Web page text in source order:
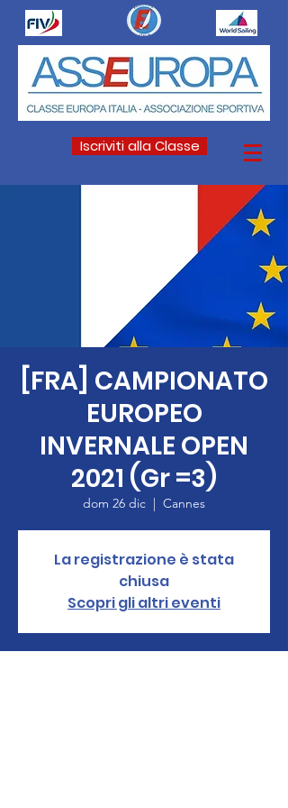
Iscriviti alla Classe
[FRA] CAMPIONATO
EUROPEO
INVERNALE OPEN
2021 (Gr =3)
dom 26 dic
  |
Cannes
La registrazione è stata
chiusa
Scopri gli altri eventi